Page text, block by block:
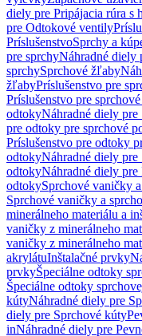
diely pre Pripájacia rúra s
pre Odtokové ventily
PríslušenstvoSprchy a
pre sprchyNáhradné diely
sprchySprchové žľaby
žľabyPríslušenstvo pre
Príslušenstvo pre
odtokyNáhradné diely
pre odtoky pre sprchové
Príslušenstvo pre odtoky
odtokyNáhradné diely
odtokyNáhradné diely pre
odtokySprchové vaničky
Sprchové vaničky a
minerálneho materiálu a
vaničky z minerálneho
vaničky z minerálneho
akrylátuInštalačné prvky
prvkyŠpeciálne odtoky
Špeciálne odtoky
kútyNáhradné diely pre
diely pre Sprchové kúty
inNáhradné diely pre